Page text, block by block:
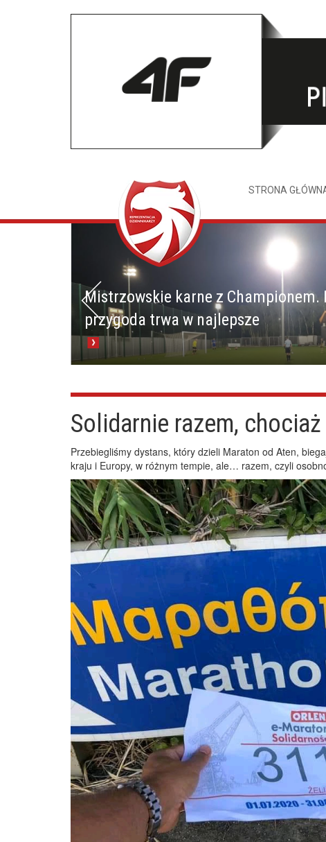
STRONA
Mistrzowskie karne z Championem.
przygoda trwa w najlepsze
Solidarnie razem,
Przebiegliśmy dystans, który dzieli Maraton od Aten,
kraju i Europy, w różnym tempie, ale… razem, czyli